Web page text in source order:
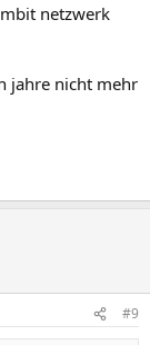
netzwerk
jahre nicht mehr
#9